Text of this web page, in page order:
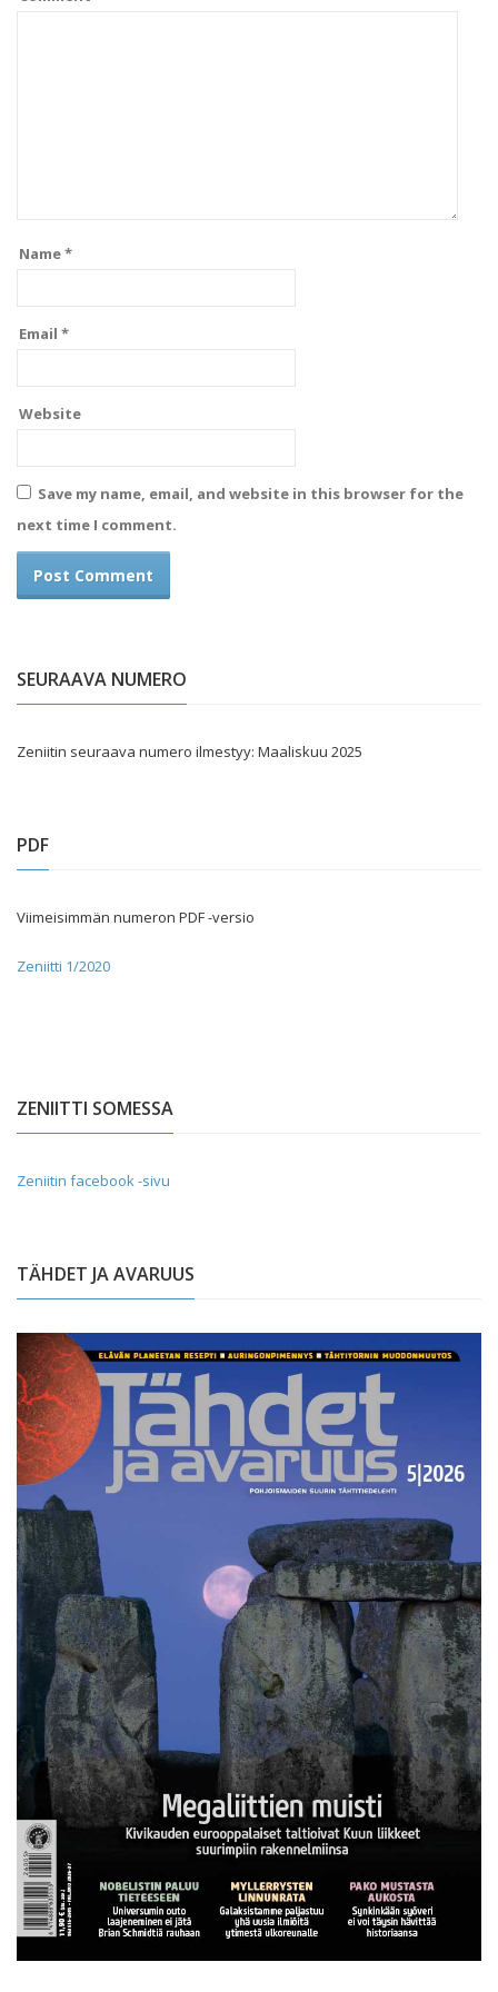
Name*
Email *
Website
Save my name, email, and website in this browser for the
next time I comment.
SEURAAVA NUMERO
Zeniitin seuraava numero ilmestyy: Maaliskuu 2025
PDF
Viimeisimmän numeron PDF -versio
Zeniitti 1/2020
ZENIITTI SOMESSA
Zeniitin facebook -sivu
TÄHDET JA AVARUUS